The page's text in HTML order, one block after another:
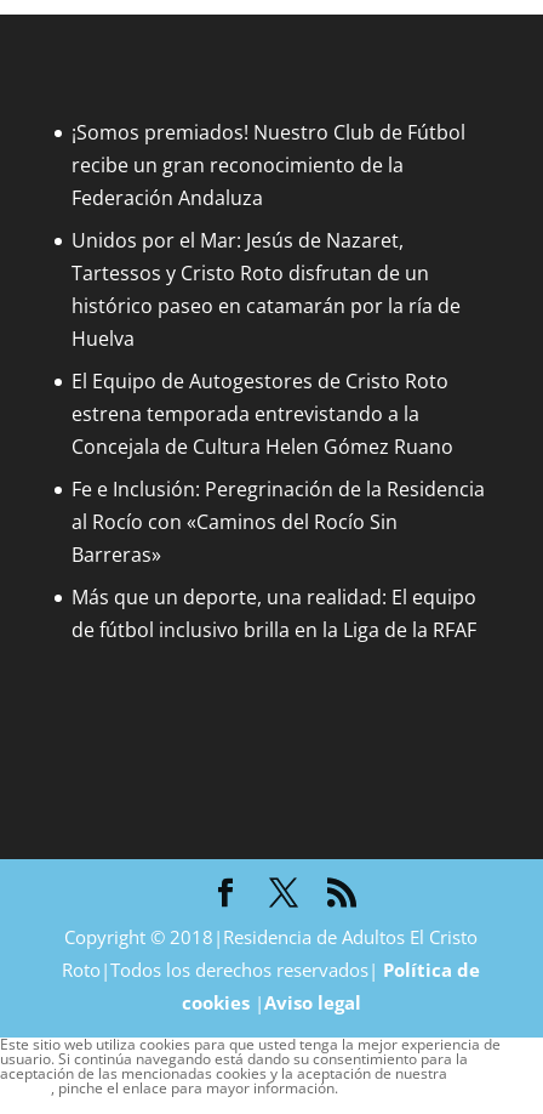
¡Somos premiados! Nuestro Club de Fútbol
recibe un gran reconocimiento de la
Federación Andaluza
Unidos por el Mar: Jesús de Nazaret,
Tartessos y Cristo Roto disfrutan de un
histórico paseo en catamarán por la ría de
Huelva
El Equipo de Autogestores de Cristo Roto
estrena temporada entrevistando a la
Concejala de Cultura Helen Gómez Ruano
Fe e Inclusión: Peregrinación de la Residencia
al Rocío con «Caminos del Rocío Sin
Barreras»
Más que un deporte, una realidad: El equipo
de fútbol inclusivo brilla en la Liga de la RFAF
Copyright © 2018|Residencia de Adultos El Cristo
Roto|Todos los derechos reservados| Política de
cookies|Aviso legal
Este sitio web utiliza cookies para que usted tenga la mejor experiencia de
usuario. Si continúa navegando está dando su consentimiento para la
aceptación de las mencionadas cookies y la aceptación de nuestra
cookies , pinche el enlace para mayor información.